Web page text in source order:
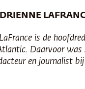
is de
. Daarvoor was
en journalist bij